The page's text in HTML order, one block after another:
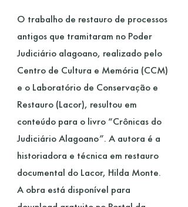
O trabalho de restauro de processos
antigos que tramitaram no Poder
Judiciário alagoano, realizado pelo
Centro de Cultura e Memória (CCM)
e o Laboratório de Conservação e
Restauro (Lacor), resultou em
conteúdo para o livro “Crônicas do
Judiciário Alagoano”. A autora é a
historiadora e técnica em restauro
documental do Lacor, Hilda Monte.
A obra está disponível para